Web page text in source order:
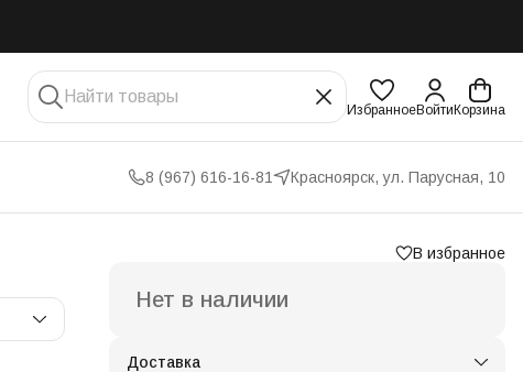
ИзбранноеВойти Корзина
8 (967) 616-16-81 Красноярск, ул. Парусная, 10
В избранное
Нет в наличии
Доставка